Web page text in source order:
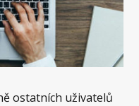
ostatních uživatelů